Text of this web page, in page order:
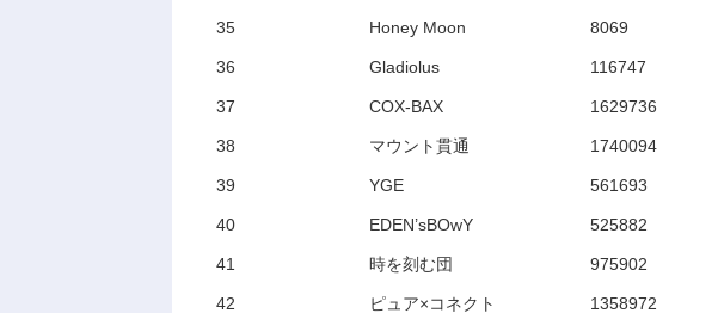
35 Honey Moon 8069
36 Gladiolus 116747
37 COX-BAX 1629736
38 マウント貫通 1740094
39 YGE 561693
40 EDEN’sBOwY 525882
41 時を刻む団 975902
42 ピュア×コネクト 1358972